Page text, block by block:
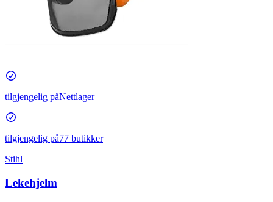
tilgjengelig påNettlager
tilgjengelig på77 butikker
Stihl
Lekehjelm